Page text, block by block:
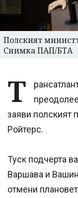
Полският
Снимка ПАП/БТА
Т
заяви полският
Ройтерс.
Туск подчерта
Варшава и
отмени